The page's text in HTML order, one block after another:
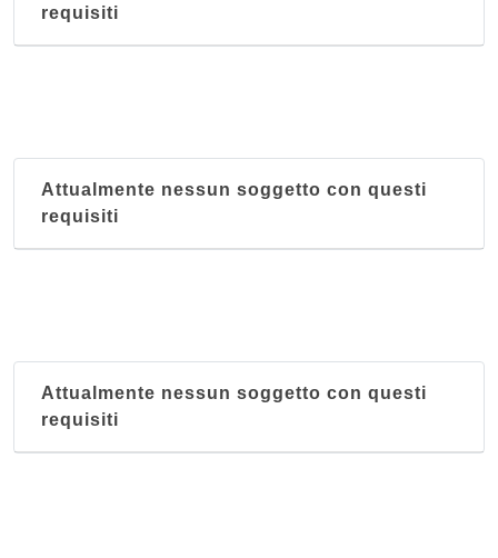
requisiti
Attualmente nessun soggetto con questi
requisiti
Attualmente nessun soggetto con questi
requisiti